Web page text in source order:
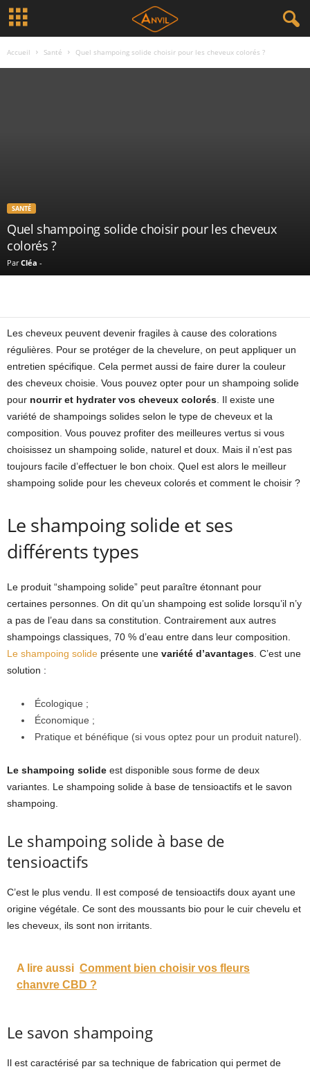
Accueil Santé Quel shampoing solide choisir pour les cheveux colorés ?
SANTÉ
Quel shampoing solide choisir pour les cheveux
colorés ?
Par Cléa -
Les cheveux peuvent devenir fragiles à cause des colorations
régulières. Pour se protéger de la chevelure, on peut appliquer un
entretien spécifique. Cela permet aussi de faire durer la couleur
des cheveux choisie. Vous pouvez opter pour un shampoing solide
pour nourrir et hydrater vos cheveux colorés . Il existe une
variété de shampoings solides selon le type de cheveux et la
composition. Vous pouvez profiter des meilleures vertus si vous
choisissez un shampoing solide, naturel et doux. Mais il n’est pas
toujours facile d’effectuer le bon choix. Quel est alors le meilleur
shampoing solide pour les cheveux colorés et comment le choisir ?
Le shampoing solide et ses
différents types
Le produit “shampoing solide” peut paraître étonnant pour
certaines personnes. On dit qu’un shampoing est solide lorsqu’il n’y
a pas de l’eau dans sa constitution. Contrairement aux autres
shampoings classiques, 70 % d’eau entre dans leur composition.
Le shampoing solide présente une variété d’avantages . C’est une
solution :
Écologique ;
Économique ;
Pratique et bénéfique (si vous optez pour un produit naturel).
Le shampoing solide est disponible sous forme de deux
variantes. Le shampoing solide à base de tensioactifs et le savon
shampoing.
Le shampoing solide à base de
tensioactifs
C’est le plus vendu. Il est composé de tensioactifs doux ayant une
origine végétale. Ce sont des moussants bio pour le cuir chevelu et
les cheveux, ils sont non irritants.
A lire aussi Comment bien choisir vos fleurs
chanvre CBD ?
Le savon shampoing
Il est caractérisé par sa technique de fabrication qui permet de